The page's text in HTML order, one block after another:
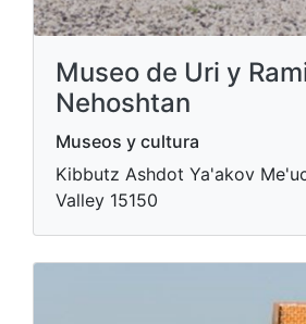
Museo de Uri y
Nehoshtan
Museos y cultura
Kibbutz Ashdot Ya'akov
Valley 15150